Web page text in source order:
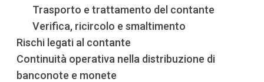
Trasporto e trattamento del contante
Verifica, ricircolo e smaltimento
Rischi legati al contante
Continuità operativa nella distribuzione di
banconote e monete